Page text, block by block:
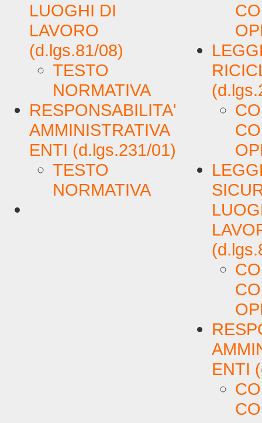
LUOGHI DI
LAVORO
(d.lgs.81/08)
TESTO
NORMATIVA
RESPONSABILITA'
AMMINISTRATIVA
ENTI (d.lgs.231/01)
TESTO
NORMATIVA
ENTI